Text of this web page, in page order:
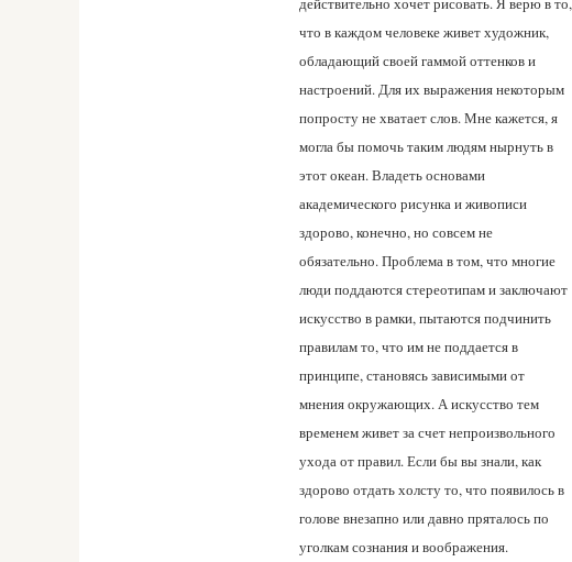
что в каждом человеке живет художник,
обладающий своей гаммой оттенков и
настроений. Для их выражения некоторым
попросту не хватает слов. Мне кажется, я
могла бы помочь таким людям нырнуть в
этот океан. Владеть основами
академического рисунка и живописи
здорово, конечно, но совсем не
обязательно. Проблема в том, что многие
люди поддаются стереотипам и заключают
искусство в рамки, пытаются подчинить
правилам то, что им не поддается в
принципе, становясь зависимыми от
мнения окружающих. А искусство тем
временем живет за счет непроизвольного
ухода от правил. Если бы вы знали, как
здорово отдать холсту то, что появилось в
голове внезапно или давно пряталось по
уголкам сознания и воображения.